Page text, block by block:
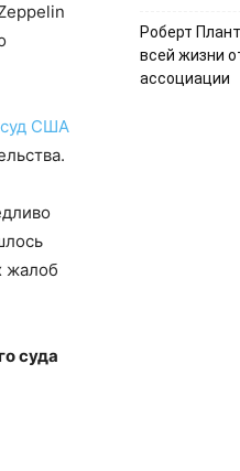
суд США
жалоб
суда
Роберт
всей жизни
ассоциации